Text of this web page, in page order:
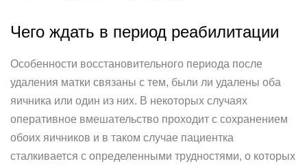
Чего ждать в период реабилитации
Особенности восстановительного периода после
удаления матки связаны с тем, были ли удалены оба
яичника или один из них. В некоторых случаях
оперативное вмешательство проходит с сохранением
обоих яичников и в таком случае пациентка
сталкивается с определенными трудностями, о которых